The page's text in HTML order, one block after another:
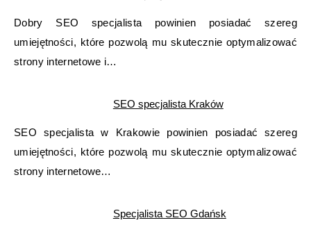
Dobry SEO specjalista powinien posiadać szereg
umiejętności, które pozwolą mu skutecznie optymalizować
strony internetowe i…
SEO specjalista Kraków
SEO specjalista w Krakowie powinien posiadać szereg
umiejętności, które pozwolą mu skutecznie optymalizować
strony internetowe…
Specjalista SEO Gdańsk